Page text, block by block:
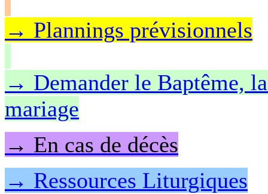
→ Plannings prévisionnels
→ Demander le Baptême,
mariage
→ En cas de décès
→ Ressources Liturgiques